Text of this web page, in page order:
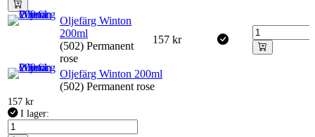
Oljefärg Winton
200ml
(502) Permanent
rose
157 kr
Oljefärg Winton 200ml
(502) Permanent rose
157 kr
I lager: